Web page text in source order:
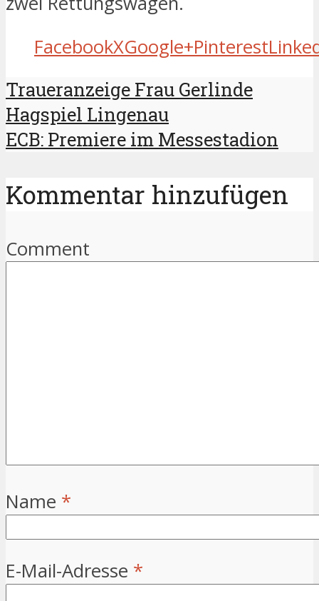
FacebookXGoogle+Pinterest
Traueranzeige Frau Gerlinde
Hagspiel Lingenau
ECB: Premiere im Messestadion
Kommentar hinzufügen
Comment
Name *
E-Mail-Adresse *